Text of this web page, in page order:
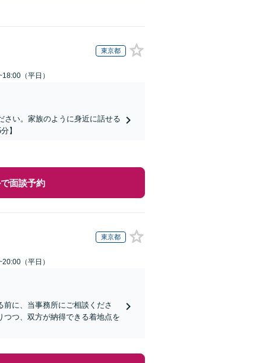
東京都
（平日）
さい。家族のように身近に話せる
】
面談予約
東京都
（平日）
前に、当事務所にご相談くださ
つ、双方が納得できる着地点を